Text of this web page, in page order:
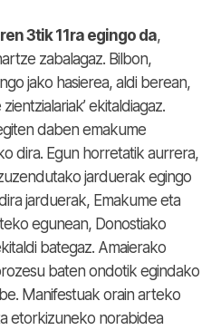
3tik 11ra egingo da,
zabalagaz. Bilbon,
jako hasierea, aldi berean,
ekitaldiagaz.
daben emakume
dira. Egun horretatik aurrera,
jarduerak egingo
jarduerak, Emakume eta
egunean, Donostiako
bategaz. Amaierako
baten ondotik egindako
Manifestuak orain arteko
etorkizuneko norabidea